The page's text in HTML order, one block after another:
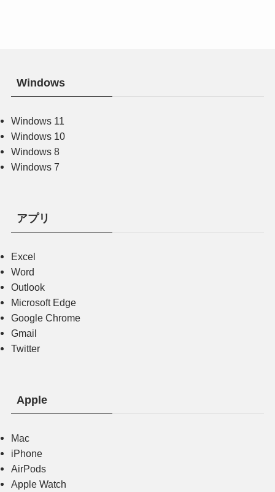
Windows
Windows 11
Windows 10
Windows 8
Windows 7
アプリ
Excel
Word
Outlook
Microsoft Edge
Google Chrome
Gmail
Twitter
Apple
Mac
iPhone
AirPods
Apple Watch